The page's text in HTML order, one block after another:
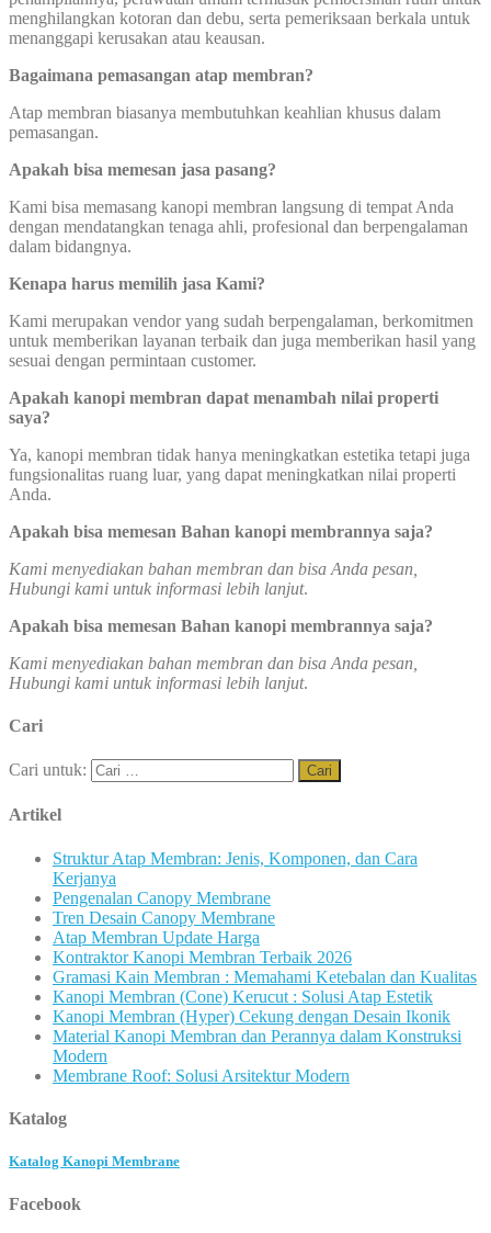
menghilangkan kotoran dan debu, serta pemeriksaan berkala untuk
menanggapi kerusakan atau keausan.
Bagaimana pemasangan atap membran?
Atap membran biasanya membutuhkan keahlian khusus dalam
pemasangan.
Apakah bisa memesan jasa pasang?
Kami bisa memasang kanopi membran langsung di tempat Anda
dengan mendatangkan tenaga ahli, profesional dan berpengalaman
dalam bidangnya.
Kenapa harus memilih jasa Kami?
Kami merupakan vendor yang sudah berpengalaman, berkomitmen
untuk memberikan layanan terbaik dan juga memberikan hasil yang
sesuai dengan permintaan customer.
Apakah kanopi membran dapat menambah nilai properti
saya?
Ya, kanopi membran tidak hanya meningkatkan estetika tetapi juga
fungsionalitas ruang luar, yang dapat meningkatkan nilai properti
Anda.
Apakah bisa memesan Bahan kanopi membrannya saja?
Kami menyediakan bahan membran dan bisa Anda pesan,
Hubungi kami untuk informasi lebih lanjut.
Apakah bisa memesan Bahan kanopi membrannya saja?
Kami menyediakan bahan membran dan bisa Anda pesan,
Hubungi kami untuk informasi lebih lanjut.
Cari
Cari untuk:
Artikel
Struktur Atap Membran: Jenis, Komponen, dan Cara
Kerjanya
Pengenalan Canopy Membrane
Tren Desain Canopy Membrane
Atap Membran Update Harga
Kontraktor Kanopi Membran Terbaik 2026
Gramasi Kain Membran : Memahami Ketebalan dan Kualitas
Kanopi Membran (Cone) Kerucut : Solusi Atap Estetik
Kanopi Membran (Hyper) Cekung dengan Desain Ikonik
Material Kanopi Membran dan Perannya dalam Konstruksi
Modern
Membrane Roof: Solusi Arsitektur Modern
Katalog
Katalog Kanopi Membrane
Facebook